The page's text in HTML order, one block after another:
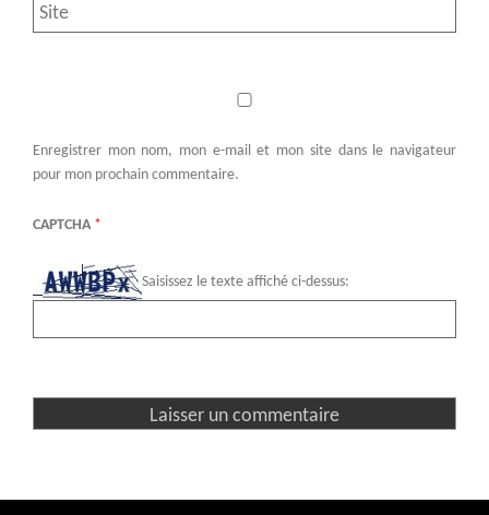
Enregistrer mon nom, mon e-mail et mon site dans le navigateur
pour mon prochain commentaire.
CAPTCHA *
Saisissez le texte affiché ci-dessus: